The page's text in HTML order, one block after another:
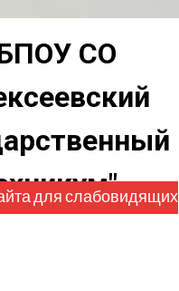
СО
для слабовидящих